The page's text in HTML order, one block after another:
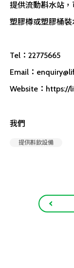
提供流動斟水站
塑膠樽或塑膠桶裝
Tel：22775665
Email：
Website：https://
我們
提供斟飲設備